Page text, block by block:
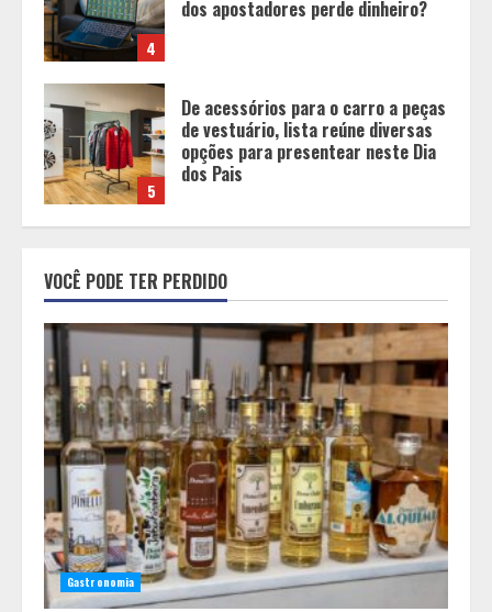
5
opções para presentear neste Dia
1
BH será a Capital da Cachaça com a
Expocachaça
2
Cristo Redentor se iluminou na cor
laranja
3
A ordem dos alimentos importa.
Mas nem sempre da mesma forma
Casa de apostas: por que a maioria
dos apostadores perde dinheiro?
VOCÊ PODE TER PERDIDO
Gastronomia